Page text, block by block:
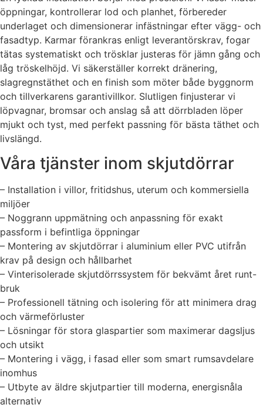
öppningar, kontrollerar lod och planhet, förbereder
underlaget och dimensionerar infästningar efter vägg- och
fasadtyp. Karmar förankras enligt leverantörskrav, fogar
tätas systematiskt och trösklar justeras för jämn gång och
låg tröskelhöjd. Vi säkerställer korrekt dränering,
slagregnstäthet och en finish som möter både byggnorm
och tillverkarens garantivillkor. Slutligen finjusterar vi
löpvagnar, bromsar och anslag så att dörrbladen löper
mjukt och tyst, med perfekt passning för bästa täthet och
livslängd.
Våra tjänster inom skjutdörrar
– Installation i villor, fritidshus, uterum och kommersiella
miljöer
– Noggrann uppmätning och anpassning för exakt
passform i befintliga öppningar
– Montering av skjutdörrar i aluminium eller PVC utifrån
krav på design och hållbarhet
– Vinterisolerade skjutdörrssystem för bekvämt året runt-
bruk
– Professionell tätning och isolering för att minimera drag
och värmeförluster
– Lösningar för stora glaspartier som maximerar dagsljus
och utsikt
– Montering i vägg, i fasad eller som smart rumsavdelare
inomhus
– Utbyte av äldre skjutpartier till moderna, energisnåla
alternativ